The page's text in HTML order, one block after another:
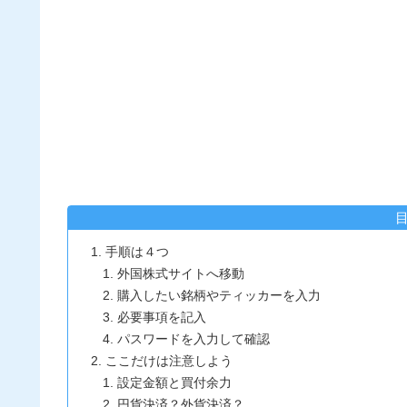
手順は４つ
外国株式サイトへ移動
購入したい銘柄やティッカーを入力
必要事項を記入
パスワードを入力して確認
ここだけは注意しよう
設定金額と買付余力